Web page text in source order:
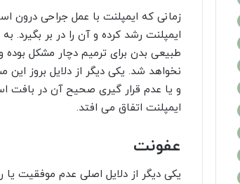
زمانی که ایمپلنت با عمل جراحی درون
ایمپلنت رشد کرده و آن را در بر
طبیعی بدن برای ترمیم دچار مشکل
نخواهد شد. یکی دیگر از دلایل بروز این
و یا عدم قرار گیری صحیح آن در بافت
ایمپلنت اتفاق می افتد.
عفونت
یکی دیگر از دلایل اصلی عدم موفقیت